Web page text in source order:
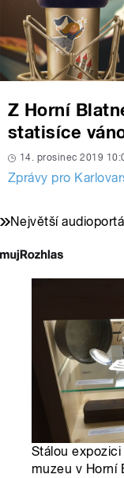
Z Horní
statisíce
14. prosinec 2019
Zprávy pro
Největší
Stálou
muzeu v Horní